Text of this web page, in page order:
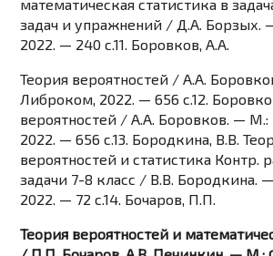
математическая статистика в
задач и упражнений / Д.А. Борзых.
2022. — 240 c.11. Боровков, А.А.
Теория вероятностей / А.А.
Либроком, 2022. — 656 c.12.
вероятностей / А.А. Боровков. —
2022. — 656 c.13. Бородкина, В.В.
вероятностей и статистика Контр.
задачи 7-8 класс / В.В.
2022. — 72 c.14. Бочаров, П.П.
Теория вероятностей и